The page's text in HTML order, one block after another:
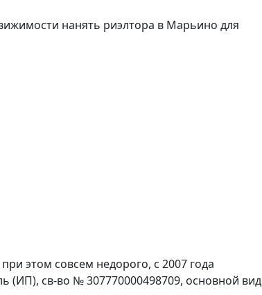
нанять риэлтора в Марьино для
этом совсем недорого, с 2007 года
(ИП), св-во № 307770000498709, основной вид